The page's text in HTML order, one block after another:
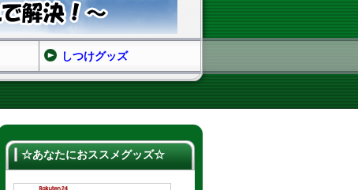
☆あなたにおススメグッズ☆
しつけグッズ